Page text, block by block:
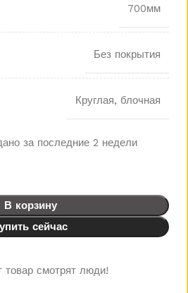
700мм
Без покрытия
Круглая, блочная
за последние 2 недели
В корзину
сейчас
товар смотрят люди!